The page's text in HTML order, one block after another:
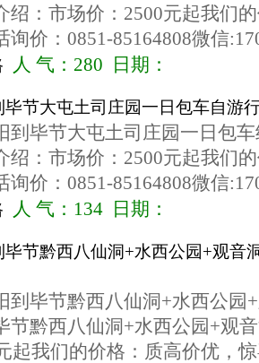
绍：市场价：2500元起我们
询价：0851-85164808微信
人 气：280 日期：
毕节大屯土司庄园一日包车自游
到毕节大屯土司庄园一日包
绍：市场价：2500元起我们
询价：0851-85164808微信
人 气：134 日期：
毕节黔西八仙洞+水西公园+观音
到毕节黔西八仙洞+水西公园
节黔西八仙洞+水西公园+观
起我们的价格：质高价优，